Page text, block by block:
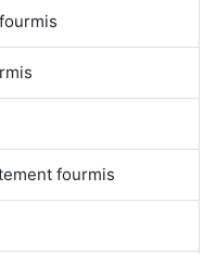
fourmis